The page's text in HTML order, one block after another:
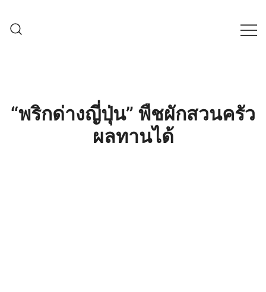
content
“พริกด่างญี่ปุ่น” พืชผักสวนครัว
ผลทานได้